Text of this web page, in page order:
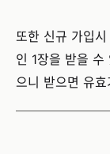
또한 신규 가입
인 1장을 받을 수
으니 받으면 유